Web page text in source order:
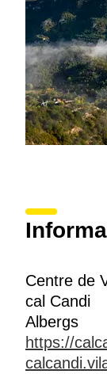
Centre de
cal Candi
Albergs
https://